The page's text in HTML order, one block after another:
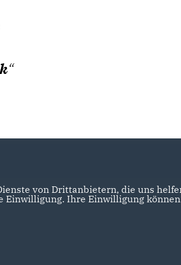
von Drittanbietern, die uns
Einwilligung. Ihre Einwilligung können